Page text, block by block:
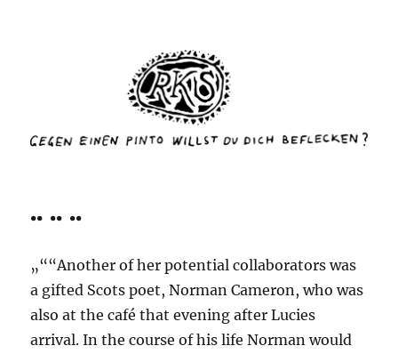
rottenkinckschow
.. .. ..
„““Another of her potential collaborators was
a gifted Scots poet, Norman Cameron, who was
also at the café that evening after Lucies
arrival. In the course of his life Norman would